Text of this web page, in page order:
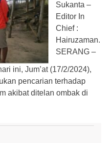
Sukanta –
Editor In
Chief :
Hairuzaman.
SERANG –
ini, Jum’at (17/2/2024),
pencarian terhadap
akibat ditelan ombak di